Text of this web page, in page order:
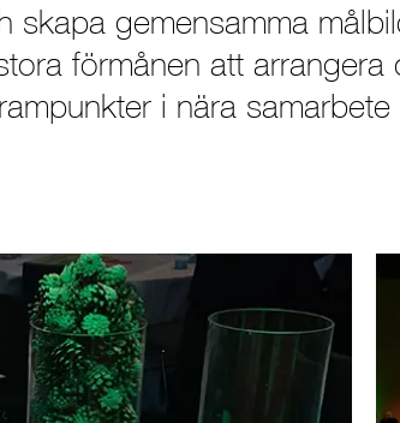
skapa gemensamma
förmånen att
i nära